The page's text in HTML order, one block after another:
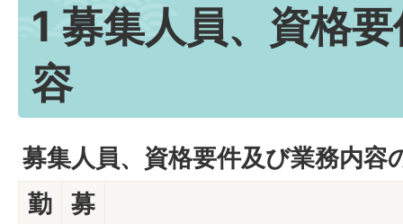
1 募集人員、資格
容
募集人員、資格要件及び業務内容
勤
募